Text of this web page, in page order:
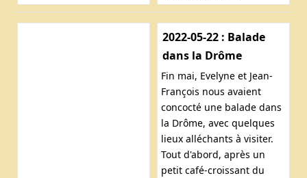
2022-05-22 : Balade
dans la Drôme
Fin mai, Evelyne et Jean-
François nous avaient
concocté une balade dans
la Drôme, avec quelques
lieux alléchants à visiter.
Tout d'abord, après un
petit café-croissant du